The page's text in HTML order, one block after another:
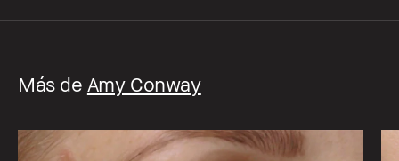
Más de Amy Conway